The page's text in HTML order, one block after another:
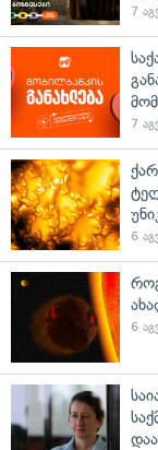
7
7
6
6